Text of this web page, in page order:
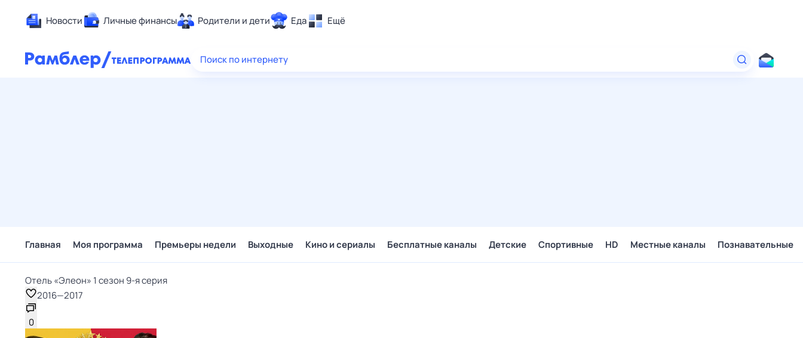
Новости Личные финансы Родители и дети Еда Ещё
Здоровье
Поиск по интернету
Главная Моя программа Премьеры недели Выходные Кино и сериалы Бесплатные каналы Детские Спортивные HD Местные каналы Познавательные
Отель «Элеон» 1 сезон 9-я серия
2016—2017
0